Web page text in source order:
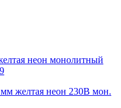
желтая неон 230В мон.